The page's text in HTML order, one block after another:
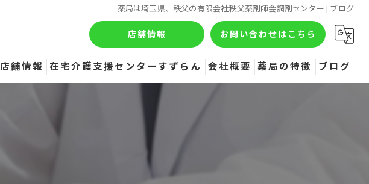
薬局は埼玉県、秩父の有限会社秩父薬剤師会調剤センター | ブログ
店舗情報 お問い合わせはこちら
店舗情報 在宅介護支援センターすずらん 会社概要 薬局の特徴 ブログ